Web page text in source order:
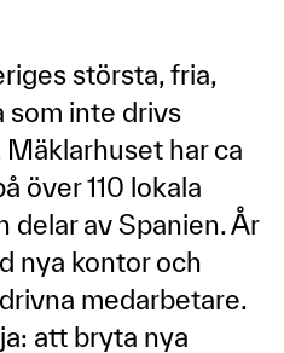
största, fria,
som inte drivs
har ca
över 110 lokala
delar av Spanien. År
nya kontor och
medarbetare.
att bryta nya